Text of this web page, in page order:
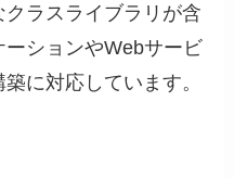
ラスライブラリが含
ーションやWebサービ
に対応しています。